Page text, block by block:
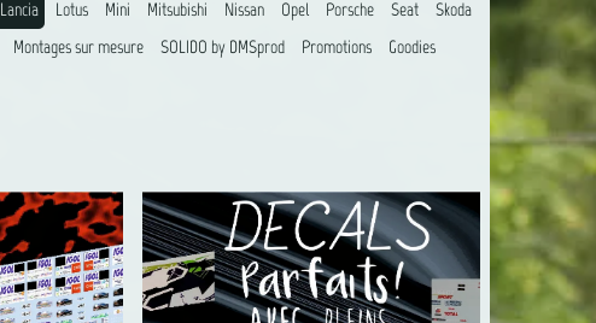
Lancia Lotus Mini Mitsubishi Nissan Opel Porsche Seat
Skoda
Montages sur mesure SOLIDO by DMSprod Promotions
Goodies